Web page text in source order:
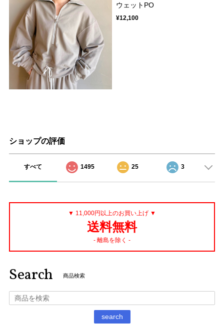
ウェットPO
¥12,100
ショップの評価
すべて 1495 25 3
▼ 11,000円以上のお買い上げ ▼
送料無料
- 離島を除く -
Search 商品検索
search